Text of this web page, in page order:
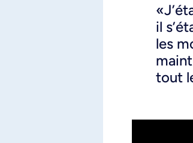
il
les
tout